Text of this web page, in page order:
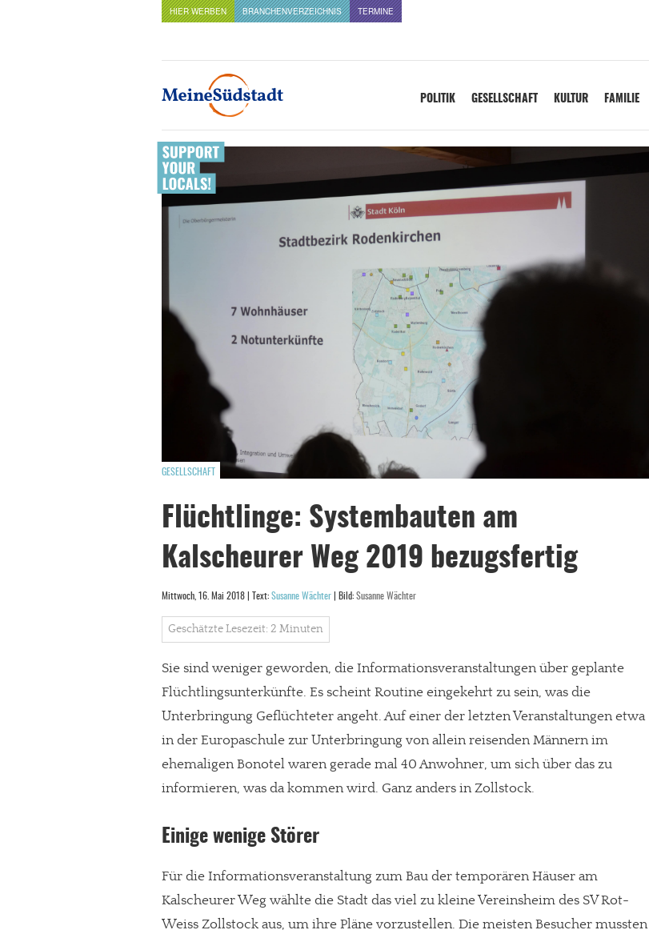
HIER WERBEN BRANCHENVERZEICHNIS TERMINE
POLITIK GESELLSCHAFT KULTUR FAMILIE
GESELLSCHAFT
Flüchtlinge: Systembauten am
Kalscheurer Weg 2019 bezugsfertig
Mittwoch, 16. Mai 2018 | Text: Susanne Wächter | Bild: Susanne Wächter
Geschätzte Lesezeit: 2 Minuten
Sie sind weniger geworden, die Informationsveranstaltungen über geplante
Flüchtlingsunterkünfte. Es scheint Routine eingekehrt zu sein, was die
Unterbringung Geflüchteter angeht. Auf einer der letzten Veranstaltungen etwa
in der Europaschule zur Unterbringung von allein reisenden Männern im
ehemaligen Bonotel waren gerade mal 40 Anwohner, um sich über das zu
informieren, was da kommen wird. Ganz anders in Zollstock.
Einige wenige Störer
Für die Informationsveranstaltung zum Bau der temporären Häuser am
Kalscheurer Weg wählte die Stadt das viel zu kleine Vereinsheim des SV Rot-
Weiss Zollstock aus, um ihre Pläne vorzustellen. Die meisten Besucher mussten